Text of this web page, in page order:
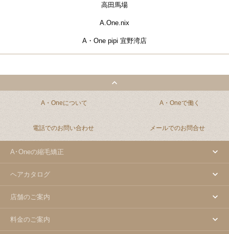
高田馬場
A.One.nix
A・One pipi 宜野湾店
A・Oneについて A・Oneで働く
電話でのお問い合わせ メールでのお問合せ
A･Oneの縮毛矯正
ヘアカタログ
店舗のご案内
料金のご案内